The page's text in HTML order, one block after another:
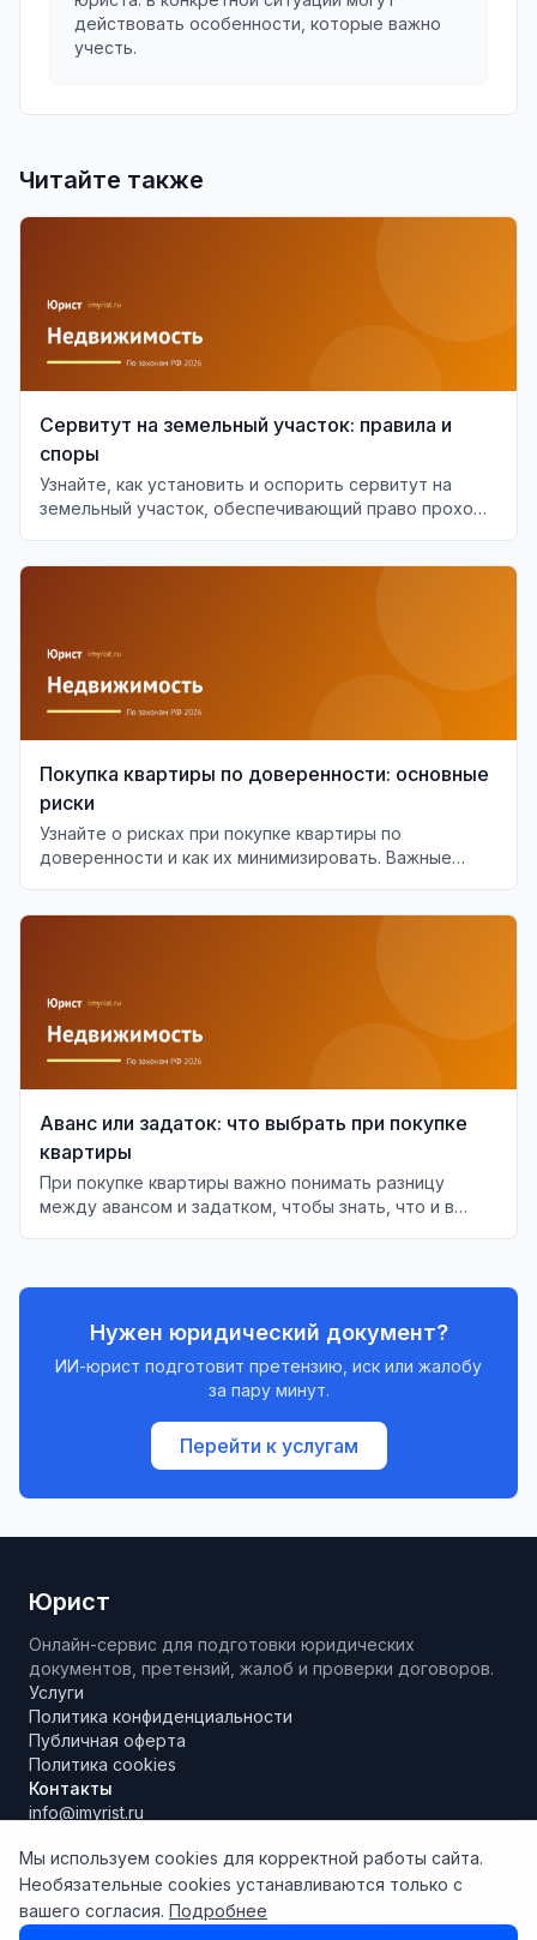
действовать особенности, которые важно
учесть.
Читайте также
Сервитут на земельный участок: правила и
споры
Узнайте, как установить и оспорить сервитут на
земельный участок, обеспечивающий право прохода
Покупка квартиры по доверенности: основные
риски
Узнайте о рисках при покупке квартиры по
доверенности и как их минимизировать. Важные
Аванс или задаток: что выбрать при покупке
квартиры
При покупке квартиры важно понимать разницу
между авансом и задатком, чтобы знать, что и в
Нужен юридический документ?
ИИ-юрист подготовит претензию, иск или жалобу
за пару минут.
Перейти к услугам
Юрист
Онлайн-сервис для подготовки юридических
документов, претензий, жалоб и проверки договоров.
Услуги
Политика конфиденциальности
Публичная оферта
Политика cookies
Контакты
info@imyrist.ru
Материалы и результаты работы сервиса носят исключительно
информационно-справочный характер, не являются
Мы используем cookies для корректной работы сайта.
Необязательные cookies устанавливаются только с
вашего согласия. Подробнее